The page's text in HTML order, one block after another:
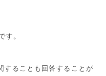
す。
することも回答することが